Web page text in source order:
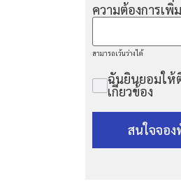
ความต้องการเพิ่
สามารถเว้นว่างได้
ฉันยินยอมให้
เกี่ยวข้อง
สนใจจอง